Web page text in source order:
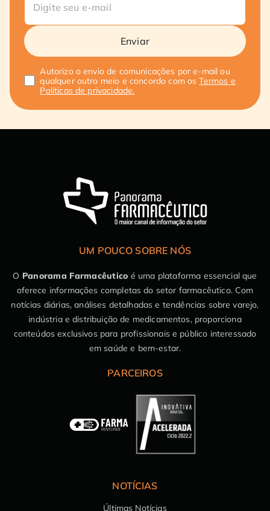
Enviar
Autorizo o envio de comunicações por e-mail ou
qualquer outro meio e concordo com osTermos e
Políticas de privacidade.
UM POUCO SOBRE NÓS
O Panorama Farmacêutico é uma plataforma essencial que
oferece informações completas do setor farmacêutico. Com
notícias diárias, análises detalhadas e tendências sobre varejo,
indústria e distribuição de medicamentos, proporciona
conteúdos exclusivos para profissionais e público interessado
em saúde e bem-estar.
PARCEIROS
NOTÍCIAS
Últimas Notícias